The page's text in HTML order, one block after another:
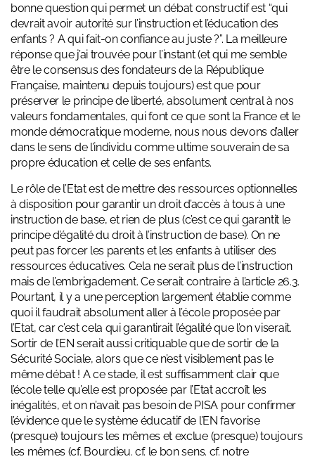
bonne question qui permet un débat constructif est “qui
devrait avoir autorité sur l’instruction et l’éducation des
enfants ? A qui fait-on confiance au juste ?”. La meilleure
réponse que j’ai trouvée pour l’instant (et qui me semble
être le consensus des fondateurs de la République
Française, maintenu depuis toujours) est que pour
préserver le principe de liberté, absolument central à nos
valeurs fondamentales, qui font ce que sont la France et le
monde démocratique moderne, nous nous devons d’aller
dans le sens de l’individu comme ultime souverain de sa
propre éducation et celle de ses enfants.
Le rôle de l’Etat est de mettre des ressources optionnelles
à disposition pour garantir un droit d’accès à tous à une
instruction de base, et rien de plus (c’est ce qui garantit le
principe d’égalité du droit à l’instruction de base). On ne
peut pas forcer les parents et les enfants à utiliser des
ressources éducatives. Cela ne serait plus de l’instruction
mais de l’embrigadement. Ce serait contraire à l’article 26.3.
Pourtant, il y a une perception largement établie comme
quoi il faudrait absolument aller à l’école proposée par
l’Etat, car c’est cela qui garantirait l’égalité que l’on viserait.
Sortir de l’EN serait aussi critiquable que de sortir de la
Sécurité Sociale, alors que ce n’est visiblement pas le
même débat ! A ce stade, il est suffisamment clair que
l’école telle qu’elle est proposée par l’Etat accroît les
inégalités, et on n’avait pas besoin de PISA pour confirmer
l’évidence que le système éducatif de l’EN favorise
(presque) toujours les mêmes et exclue (presque) toujours
les mêmes (cf. Bourdieu. cf. le bon sens. cf. notre